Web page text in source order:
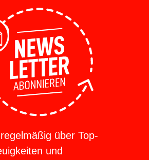
über Top-
und